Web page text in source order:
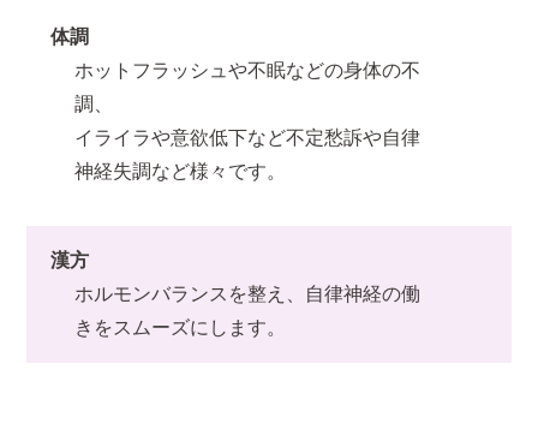
体調
ホットフラッシュや不眠などの身体の不
調、
イライラや意欲低下など不定愁訴や自律
神経失調など様々です。
漢方
ホルモンバランスを整え、自律神経の働
きをスムーズにします。